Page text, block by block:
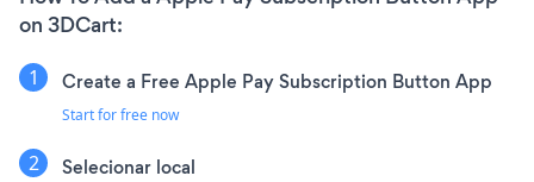
on 3DCart:
Create a Free Apple Pay Subscription Button App
Start for free now
Selecionar local